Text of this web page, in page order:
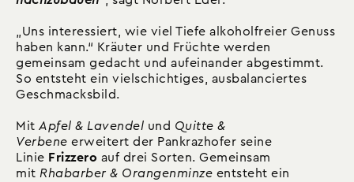
„Uns interessiert, wie viel Tiefe alkoholfreier Genuss
haben kann.“ Kräuter und Früchte werden
gemeinsam gedacht und aufeinander abgestimmt.
So entsteht ein vielschichtiges, ausbalanciertes
Geschmacksbild.
Mit Apfel & Lavendel und Quitte &
Verbene erweitert der Pankrazhofer seine
Linie Frizzero auf drei Sorten. Gemeinsam
mit Rhabarber & Orangenminze entsteht ein